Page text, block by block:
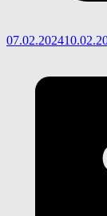
07.02.2024